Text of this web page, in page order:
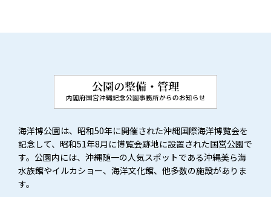
海洋博公園は、昭和50年に開催された沖縄国際海洋博覧会を
記念して、昭和51年8月に博覧会跡地に設置された国営公園で
す。公園内には、沖縄随一の人気スポットである沖縄美ら海
水族館やイルカショー、海洋文化館、他多数の施設がありま
す。